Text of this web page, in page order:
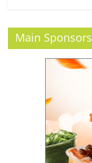
ไชส์,
แฟ
Main Sponsors